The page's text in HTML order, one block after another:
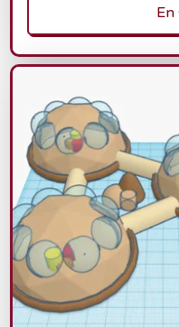
En